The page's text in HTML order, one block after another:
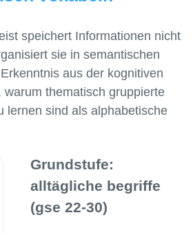
speichert Informationen nicht
sie in semantischen
aus der kognitiven
warum thematisch gruppierte
lernen sind als alphabetische
Grundstufe:
alltägliche begriffe
(gse 22-30)